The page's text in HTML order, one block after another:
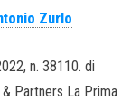
Zurlo
n. 38110. di
Partners La Prima